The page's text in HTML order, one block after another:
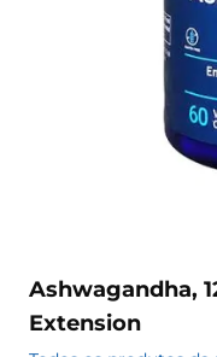
Ashwagandha,
Extension